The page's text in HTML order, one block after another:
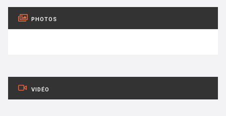
PHOTOS
VIDÉO